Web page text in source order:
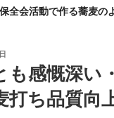
全会活動で作る蕎麦の
も感慨深い
打ち品質向